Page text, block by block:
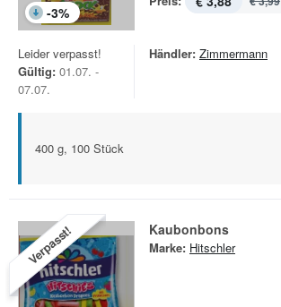
-3%
Leider verpasst!
Gültig: 01.07. -
07.07.
Händler: Zimmermann
400 g, 100 Stück
Verpasst! Kaubonbons
Marke: Hitschler